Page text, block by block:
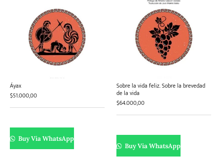
Áyax
$51.000,00
Buy Via WhatsApp
Sobre la vida feliz. Sobre la brevedad
de la vida
$64.000,00
Buy Via WhatsApp